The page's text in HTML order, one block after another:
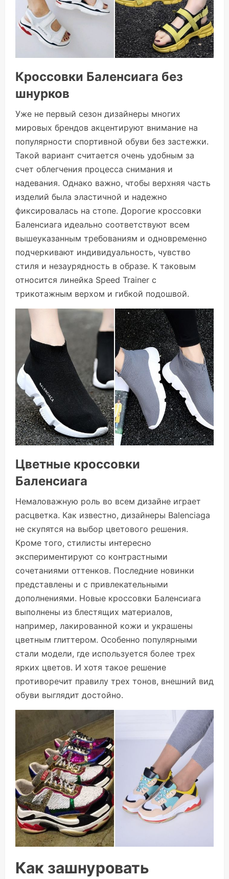
Кроссовки Баленсиага без
шнурков
Уже не первый сезон дизайнеры многих
мировых брендов акцентируют внимание на
популярности спортивной обуви без застежки.
Такой вариант считается очень удобным за
счет облегчения процесса снимания и
надевания. Однако важно, чтобы верхняя часть
изделий была эластичной и надежно
фиксировалась на стопе. Дорогие кроссовки
Баленсиага идеально соответствуют всем
вышеуказанным требованиям и одновременно
подчеркивают индивидуальность, чувство
стиля и незаурядность в образе. К таковым
относится линейка Speed Trainer с
трикотажным верхом и гибкой подошвой.
Цветные кроссовки
Баленсиага
Немаловажную роль во всем дизайне играет
расцветка. Как известно, дизайнеры Balenciaga
не скупятся на выбор цветового решения.
Кроме того, стилисты интересно
экспериментируют со контрастными
сочетаниями оттенков. Последние новинки
представлены и с привлекательными
дополнениями. Новые кроссовки Баленсиага
выполнены из блестящих материалов,
например, лакированной кожи и украшены
цветным глиттером. Особенно популярными
стали модели, где используется более трех
ярких цветов. И хотя такое решение
противоречит правилу трех тонов, внешний вид
обуви выглядит достойно.
Как зашнуровать